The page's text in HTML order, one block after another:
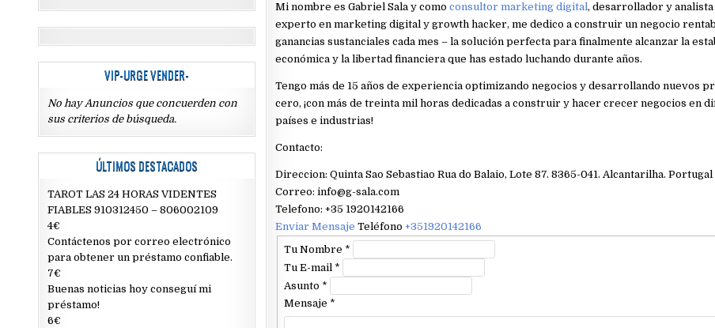
Mi nombre es Gabriel Sala y como consultor marketing digital, desarrollador y analista
experto en marketing digital y growth hacker, me dedico a construir un negocio
ganancias sustanciales cada mes – la solución perfecta para finalmente alcanzar la
económica y la libertad financiera que has estado luchando durante años.
Tengo más de 15 años de experiencia optimizando negocios y desarrollando nuevos
cero, ¡con más de treinta mil horas dedicadas a construir y hacer crecer negocios en
países e industrias!
Contacto:
Direccion: Quinta Sao Sebastiao Rua do Balaio, Lote 87. 8365-041. Alcantarilha. Portugal
Correo: info@g-sala.com
Telefono: +35 1920142166
Enviar Mensaje Teléfono +351920142166
Tu Nombre *
Tu E-mail *
Asunto *
Mensaje *
VIP-URGE VENDER-
No hay Anuncios que concuerden con
sus criterios de búsqueda.
ÚLTIMOS DESTACADOS
TAROT LAS 24 HORAS VIDENTES
FIABLES 910312450 – 806002109
4€
Contáctenos por correo electrónico
para obtener un préstamo confiable.
7€
Buenas noticias hoy conseguí mi
préstamo!
6€